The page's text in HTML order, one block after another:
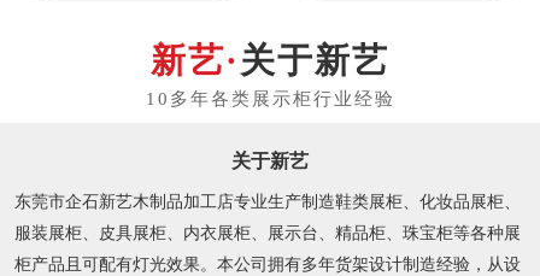
关于新艺
关于新艺
东莞市企石新艺木制品加工店专业生产制造鞋类展柜、化妆品展柜、
服装展柜、皮具展柜、内衣展柜、展示台、精品柜、珠宝柜等各种展
柜产品且可配有灯光效果。本公司拥有多年货架设计制造经验，从设